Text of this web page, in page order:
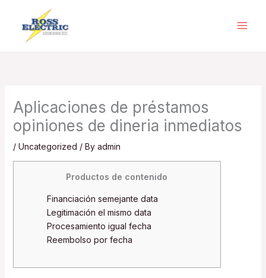
content
Aplicaciones de préstamos
opiniones de dineria inmediatos
/ Uncategorized / By admin
Productos de contenido
Financiación semejante data
Legitimación el mismo data
Procesamiento igual fecha
Reembolso por fecha